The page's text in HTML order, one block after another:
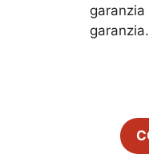
garanzia.